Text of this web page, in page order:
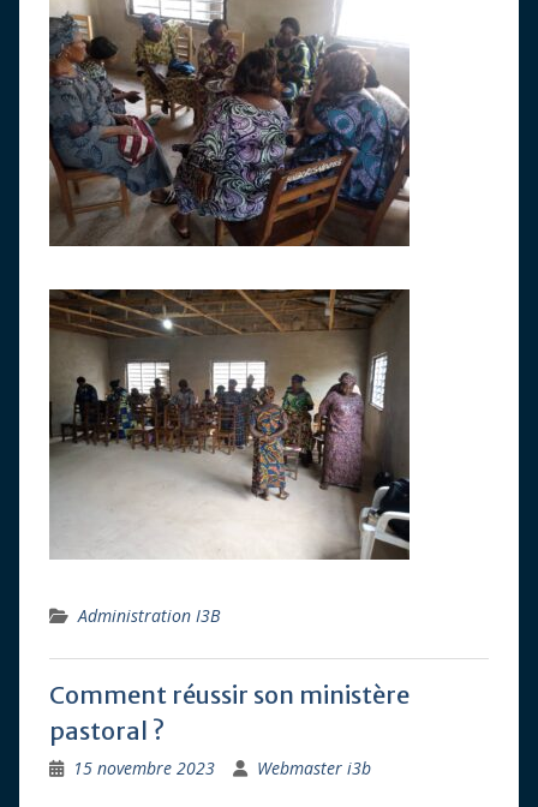
Administration I3B
Comment réussir son ministère
pastoral ?
15 novembre 2023 Webmaster i3b